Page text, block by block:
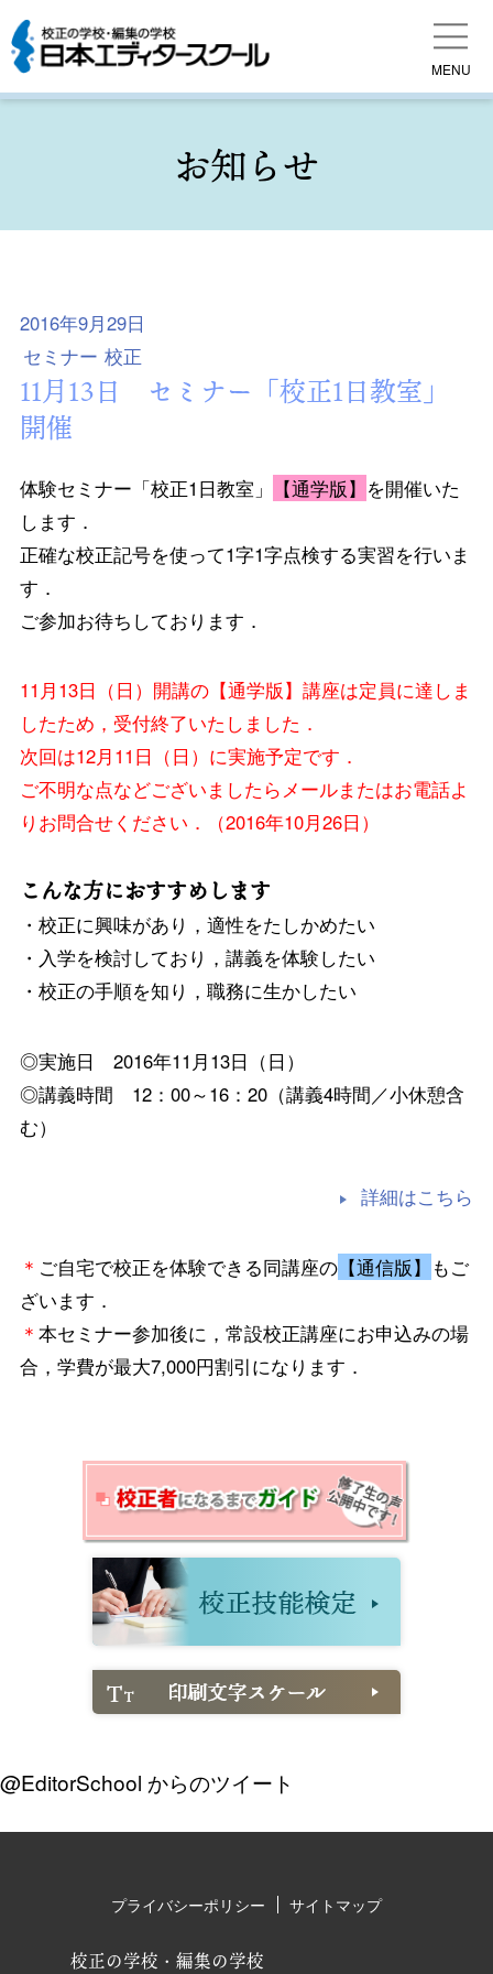
MENU
お知らせ
2016年9月29日
セミナー 校正
11月13日 セミナー「校正1日教室」
開催
体験セミナー「校正1日教室」 【通学版】 を開催いた
します．
正確な校正記号を使って1字1字点検する実習を行いま
す．
ご参加お待ちしております．
11月13日（日）開講の【通学版】講座は定員に達しま
したため，受付終了いたしました．
次回は12月11日（日）に実施予定です．
ご不明な点などございましたらメールまたはお電話よ
りお問合せください．（2016年10月26日）
こんな方におすすめします
・校正に興味があり，適性をたしかめたい
・入学を検討しており，講義を体験したい
・校正の手順を知り，職務に生かしたい
◎実施日 2016年11月13日（日）
◎講義時間 12：00～16：20（講義4時間／小休憩含
む）
詳細はこちら
＊ ご自宅で校正を体験できる同講座の【通信版】 もご
ざいます．
＊ 本セミナー参加後に，常設校正講座にお申込みの場
合，学費が最大7,000円割引になります．
@EditorSchool からのツイート
校正の学校・編集の学校
プライバシーポリシー サイトマップ